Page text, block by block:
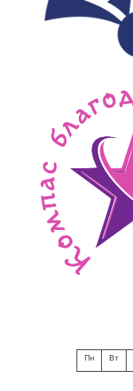
Пн Вт